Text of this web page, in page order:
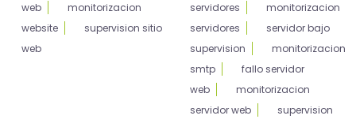
web
monitorizacion
website
supervision sitio
web
servidores
monitorizacion
servidores
servidor bajo
supervision
monitorizacion
smtp
fallo servidor
web
monitorizacion
servidor web
supervision